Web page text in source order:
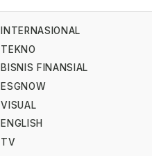
INTERNASIONAL
TEKNO
BISNIS FINANSIAL
ESGNOW
VISUAL
ENGLISH
TV